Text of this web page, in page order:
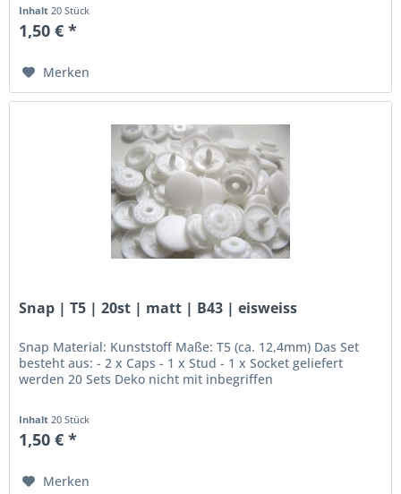
Inhalt20 Stück
1,50 € *
Merken
Snap | T5 | 20st | matt | B43 | eisweiss
Snap Material: Kunststoff Maße: T5 (ca. 12,4mm) Das Set
besteht aus: - 2 x Caps - 1 x Stud - 1 x Socket geliefert
werden 20 Sets Deko nicht mit inbegriffen
Inhalt 20 Stück
1,50 € *
Merken